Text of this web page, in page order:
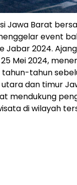
Jawa Barat
event
Jabar 2024.
Mei 2024,
tahun
dan timur
mendukung
di wilayah